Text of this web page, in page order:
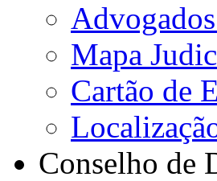
Mapa
Cartão de
Conselho de